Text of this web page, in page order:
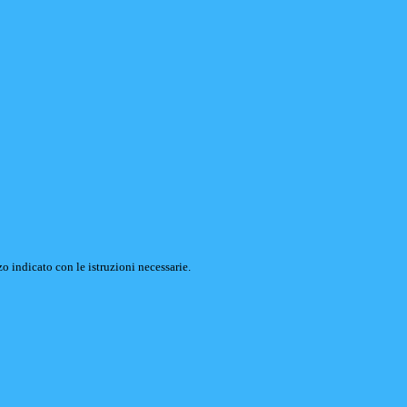
indicato con le istruzioni necessarie.